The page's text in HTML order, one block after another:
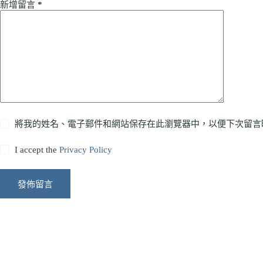
新增留言 *
將我的姓名、電子郵件和網站保存在此瀏覽器中，以便下次留
I accept thePrivacy Policy
發佈留言